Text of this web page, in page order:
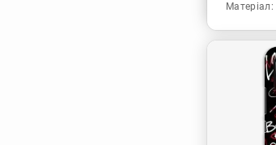
Матеріал: